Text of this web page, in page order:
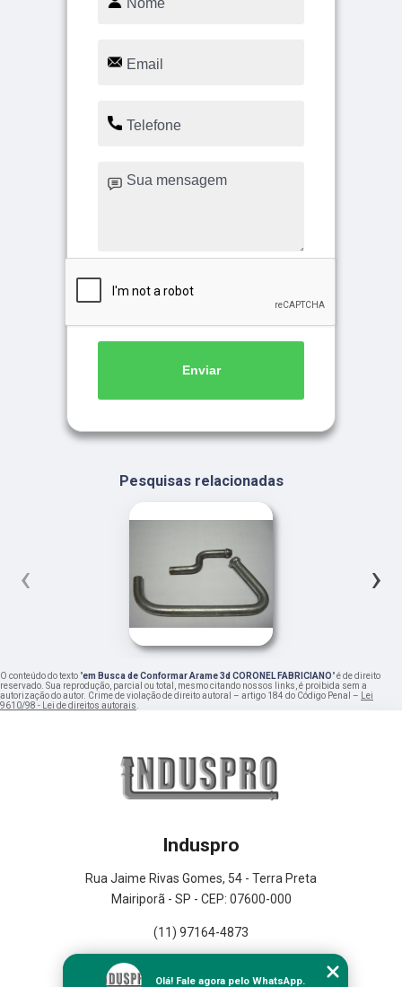
Enviar
Pesquisas relacionadas
‹ ›
O conteúdo do texto "em Busca de Conformar Arame 3d CORONEL FABRICIANO" é de direito
reservado. Sua reprodução, parcial ou total, mesmo citando nossos links, é proibida sem a
autorização do autor. Crime de violação de direito autoral – artigo 184 do Código Penal –
Lei
9610/98 - Lei de direitos autorais
Induspro
Rua Jaime Rivas Gomes, 54 - Terra Preta
Mairiporã - SP - CEP: 07600-000
(11) 97164-4873
Olá! Fale agora pelo WhatsApp.